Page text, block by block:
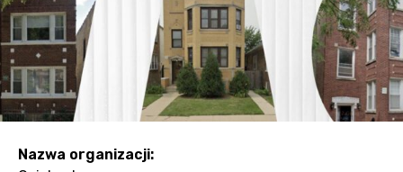
Nazwa organizacji: